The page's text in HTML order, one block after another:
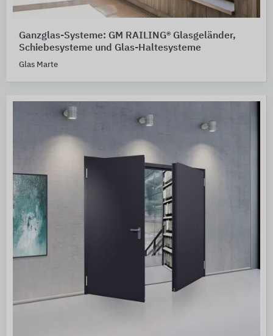
Ganzglas-Systeme: GM RAILING® Glasgeländer,
Schiebesysteme und Glas-Haltesysteme
Glas Marte